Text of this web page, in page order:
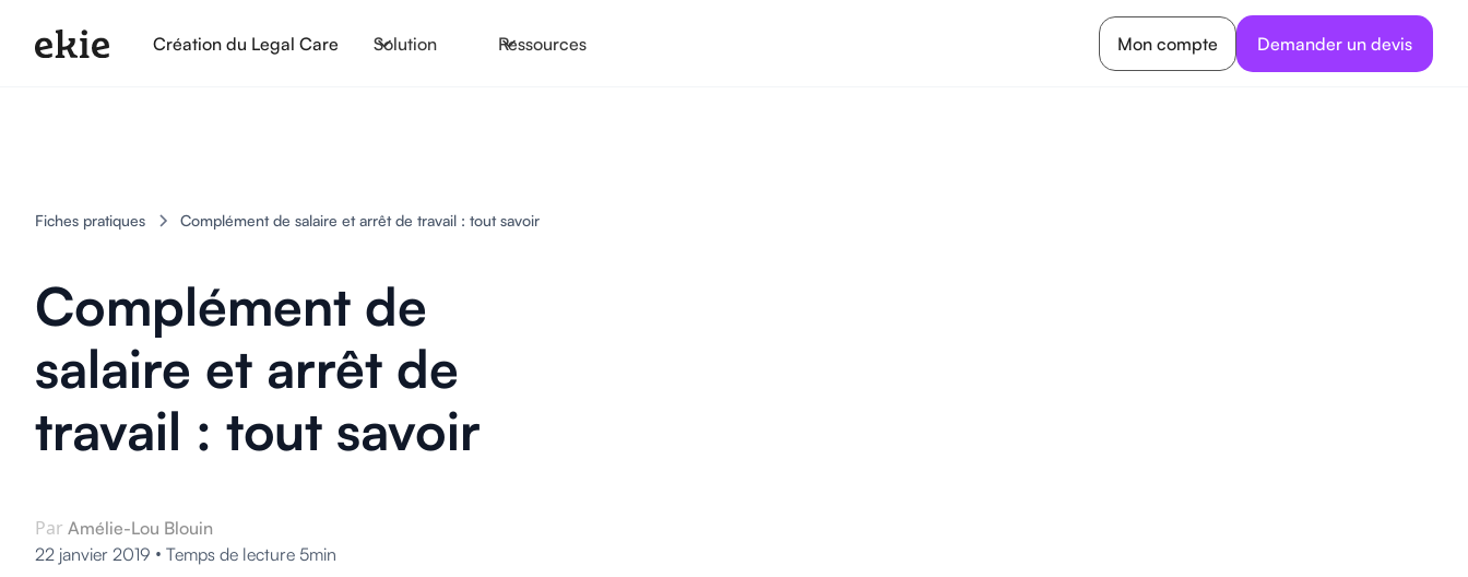
Création du Legal Care Solution Ressources Mon compte Demander un devis
Fiches pratiques Complément de salaire et arrêt de travail : tout savoir
Complément de
salaire et arrêt de
travail : tout savoir
Par Amélie-Lou Blouin
22 janvier 2019 • Temps de lecture 5min